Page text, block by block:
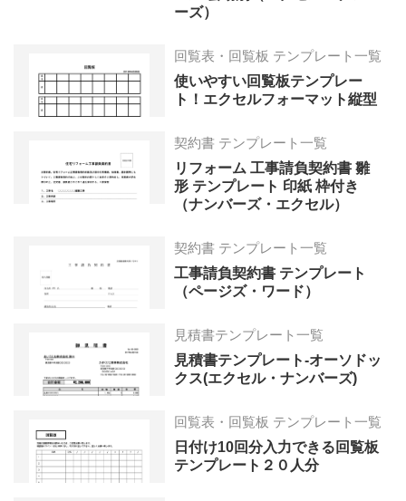
ーズ）
回覧表・回覧板 テンプレート一覧
使いやすい回覧板テンプレー
ト！エクセルフォーマット縦型
契約書 テンプレート一覧
リフォーム 工事請負契約書 雛
形 テンプレート 印紙 枠付き
（ナンバーズ・エクセル）
契約書 テンプレート一覧
工事請負契約書 テンプレート
（ページズ・ワード）
見積書テンプレート一覧
見積書テンプレート-オーソドッ
クス(エクセル・ナンバーズ)
回覧表・回覧板 テンプレート一覧
日付け10回分入力できる回覧板
テンプレート２０人分